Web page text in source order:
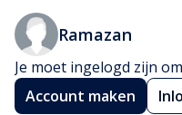
Ramazan
Je moet ingelogd zijn
Account maken